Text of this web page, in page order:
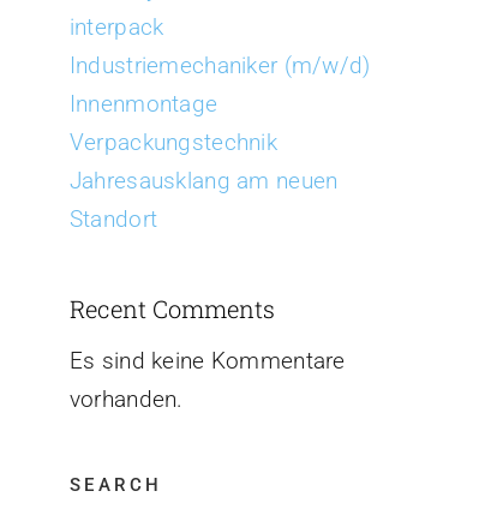
interpack
Industriemechaniker (m/w/d)
Innenmontage
Verpackungstechnik
Jahresausklang am neuen
Standort
Recent Comments
Es sind keine Kommentare
vorhanden.
SEARCH